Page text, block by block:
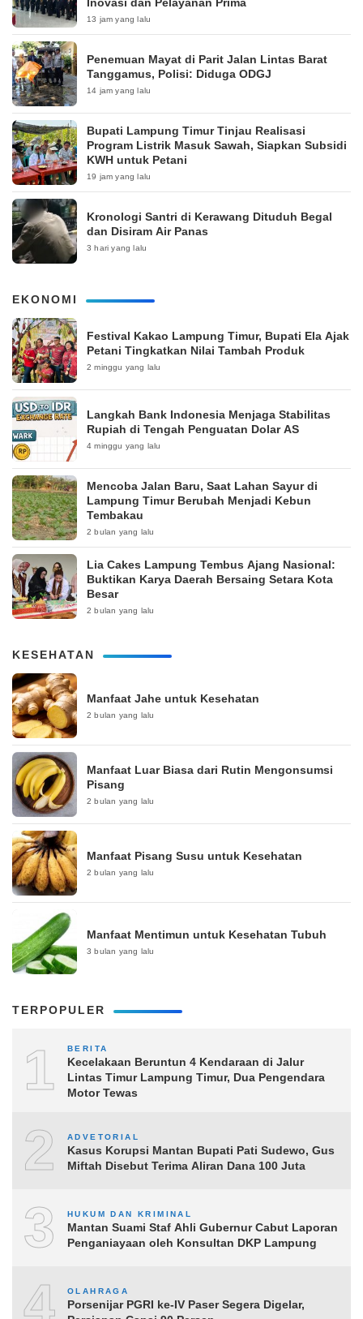
Inovasi dan Pelayanan Prima
13 jam yang lalu
Penemuan Mayat di Parit Jalan Lintas Barat
Tanggamus, Polisi: Diduga ODGJ
14 jam yang lalu
Bupati Lampung Timur Tinjau Realisasi
Program Listrik Masuk Sawah, Siapkan Subsidi
KWH untuk Petani
19 jam yang lalu
Kronologi Santri di Kerawang Dituduh Begal
dan Disiram Air Panas
3 hari yang lalu
EKONOMI
‎Festival Kakao Lampung Timur, Bupati Ela Ajak
Petani Tingkatkan Nilai Tambah Produk
2 minggu yang lalu
Langkah Bank Indonesia Menjaga Stabilitas
Rupiah di Tengah Penguatan Dolar AS
4 minggu yang lalu
Mencoba Jalan Baru, Saat Lahan Sayur di
Lampung Timur Berubah Menjadi Kebun
Tembakau
2 bulan yang lalu
Lia Cakes Lampung Tembus Ajang Nasional:
Buktikan Karya Daerah Bersaing Setara Kota
Besar
2 bulan yang lalu
KESEHATAN
Manfaat Jahe untuk Kesehatan
2 bulan yang lalu
Manfaat Luar Biasa dari Rutin Mengonsumsi
Pisang
2 bulan yang lalu
Manfaat Pisang Susu untuk Kesehatan
2 bulan yang lalu
Manfaat Mentimun untuk Kesehatan Tubuh
3 bulan yang lalu
TERPOPULER
1 BERITA
Kecelakaan Beruntun 4 Kendaraan di Jalur
Lintas Timur Lampung Timur, Dua Pengendara
Motor Tewas
2 ADVETORIAL
Kasus Korupsi Mantan Bupati Pati Sudewo, Gus
Miftah Disebut Terima Aliran Dana 100 Juta
3 HUKUM DAN KRIMINAL
Mantan Suami Staf Ahli Gubernur Cabut Laporan
Penganiayaan oleh Konsultan DKP Lampung
4 OLAHRAGA
Porsenijar PGRI ke-IV Paser Segera Digelar,